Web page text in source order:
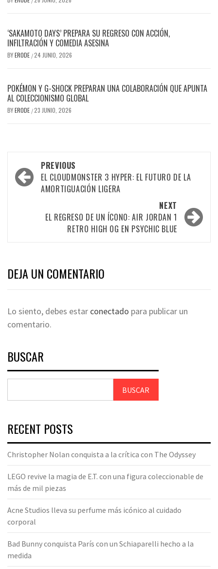
‘SAKAMOTO DAYS’ PREPARA SU REGRESO CON ACCIÓN,
INFILTRACIÓN Y COMEDIA ASESINA
BYERODE /24 JUNIO, 2026
POKÉMON Y G-SHOCK PREPARAN UNA COLABORACIÓN QUE APUNTA
AL COLECCIONISMO GLOBAL
BYERODE /23 JUNIO, 2026
PREVIOUS
EL CLOUDMONSTER 3 HYPER: EL FUTURO DE LA
AMORTIGUACIÓN LIGERA
NEXT
EL REGRESO DE UN ÍCONO: AIR JORDAN 1
RETRO HIGH OG EN PSYCHIC BLUE
DEJA UN COMENTARIO
Lo siento, debes estar conectado para publicar un
comentario.
BUSCAR
BUSCAR
RECENT POSTS
Christopher Nolan conquista a la crítica con The Odyssey
LEGO revive la magia de E.T. con una figura coleccionable de
más de mil piezas
Acne Studios lleva su perfume más icónico al cuidado
corporal
Bad Bunny conquista París con un Schiaparelli hecho a la
medida